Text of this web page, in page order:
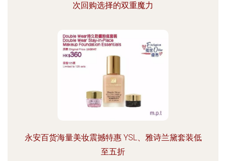
次回购选择的双重魔力
永安百货海量美妆震撼特惠 YSL、雅诗兰黛套装低
至五折